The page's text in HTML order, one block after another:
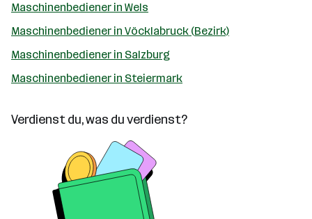
Maschinenbediener in Wels
Maschinenbediener in Vöcklabruck (Bezirk)
Maschinenbediener in Salzburg
Maschinenbediener in Steiermark
Verdienst du, was du verdienst?